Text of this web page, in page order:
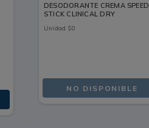
DESODORANTE CREMA SPEED
STICK CLINICAL DRY
Unidad $0
NO DISPONIBLE